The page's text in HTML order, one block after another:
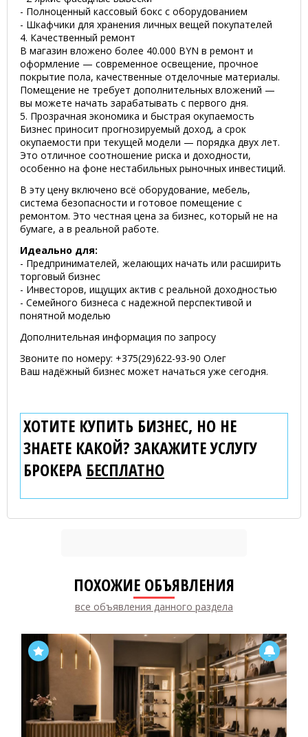
- Полноценный кассовый бокс с оборудованием
- Шкафчики для хранения личных вещей покупателей
4. Качественный ремонт
В магазин вложено более 40.000 BYN в ремонт и
оформление — современное освещение, прочное
покрытие пола, качественные отделочные материалы.
Помещение не требует дополнительных вложений —
вы можете начать зарабатывать с первого дня.
5. Прозрачная экономика и быстрая окупаемость
Бизнес приносит прогнозируемый доход, а срок
окупаемости при текущей модели — порядка двух лет.
Это отличное соотношение риска и доходности,
особенно на фоне нестабильных рыночных инвестиций.
В эту цену включено всё оборудование, мебель,
система безопасности и готовое помещение с
ремонтом. Это честная цена за бизнес, который не на
бумаге, а в реальной работе.
Идеально для:
- Предпринимателей, желающих начать или расширить
торговый бизнес
- Инвесторов, ищущих актив с реальной доходностью
- Семейного бизнеса с надежной перспективой и
понятной моделью
Дополнительная информация по запросу
Звоните по номеру: +375(29)622-93-90 Олег
Ваш надёжный бизнес может начаться уже сегодня.
ХОТИТЕ КУПИТЬ БИЗНЕС, НО НЕ
ЗНАЕТЕ КАКОЙ? ЗАКАЖИТЕ УСЛУГУ
БРОКЕРА БЕСПЛАТНО
ПОХОЖИЕ ОБЪЯВЛЕНИЯ
все объявления данного раздела